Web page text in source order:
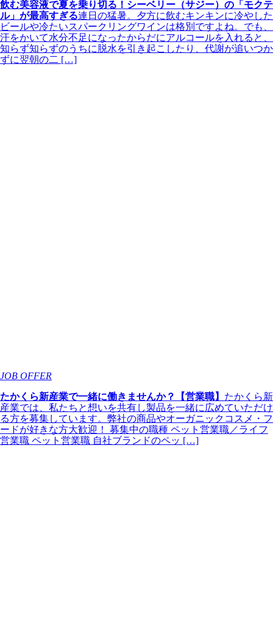
飲む美容液で夏を乗り切る！シーベリー（サジー）の「モクテ
ル」が最高すぎる連日の猛暑。夕方に飲むキンキンに冷やした
ビールや冷たいスパークリングワインは格別ですよね。でも、
汗をかいて水分不足になったからだにアルコールを入れると、
知らず知らずのうちに脱水を引き起こしたり、代謝が追いつか
ずに翌朝の二 […]
JOB OFFER
たかくら新産業で一緒に働きませんか？【営業職】 たかくら新
産業では、私たちと想いを共有し製品を一緒に広めていただけ
る方を募集しています。弊社の商品やオーガニックコスメ・フ
ードが好きな方大歓迎！ 募集中の職種 ペット営業職／ライフ
営業職 ペット営業職 自社ブランドのペッ […]